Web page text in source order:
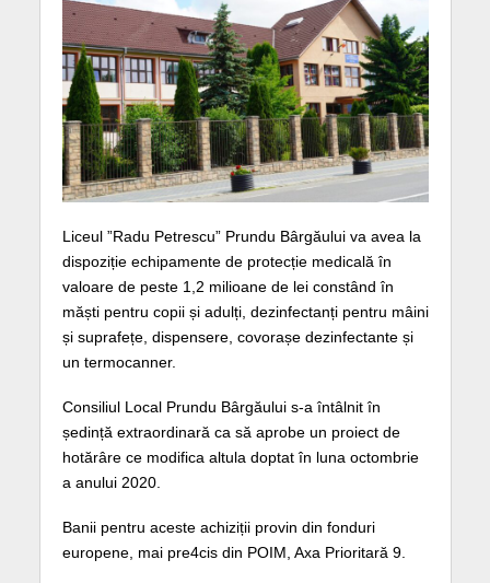
Liceul ”Radu Petrescu” Prundu Bârgăului va avea la
dispoziție echipamente de protecție medicală în
valoare de peste 1,2 milioane de lei constând în
măști pentru copii și adulți, dezinfectanți pentru mâini
și suprafețe, dispensere, covorașe dezinfectante și
un termocanner.
Consiliul Local Prundu Bârgăului s-a întâlnit în
ședință extraordinară ca să aprobe un proiect de
hotărâre ce modifica altula doptat în luna octombrie
a anului 2020.
Banii pentru aceste achiziții provin din fonduri
europene, mai pre4cis din POIM, Axa Prioritară 9.